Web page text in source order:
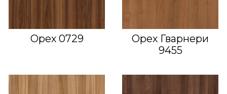
Орех 0729
Орех Гварнери
9455